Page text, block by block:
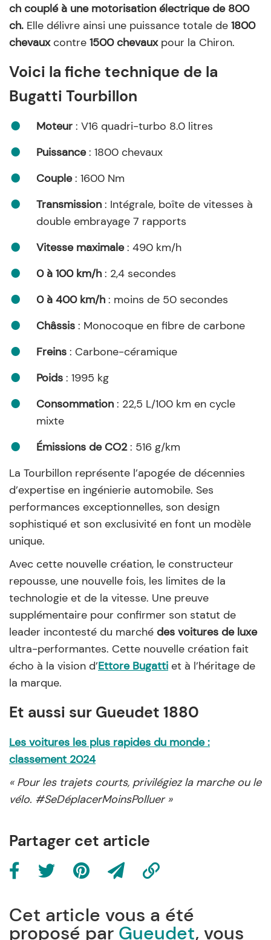
ch couplé à une motorisation électrique de 800
ch. Elle délivre ainsi une puissance totale de 1800
chevauxcontre 1500 chevauxpour la Chiron.
Voici la fiche technique de la
Bugatti Tourbillon
Moteur : V16 quadri-turbo 8.0 litres
Puissance: 1800 chevaux
Couple: 1600 Nm
Transmission : Intégrale, boîte de vitesses à
double embrayage 7 rapports
Vitesse maximale: 490 km/h
0 à 100 km/h : 2,4 secondes
0 à 400 km/h : moins de 50 secondes
Châssis : Monocoque en fibre de carbone
Freins : Carbone-céramique
Poids : 1995 kg
Consommation : 22,5 L/100 km en cycle
mixte
Émissions de CO2: 516 g/km
La Tourbillon représente l’apogée de décennies
d’expertise en ingénierie automobile. Ses
performances exceptionnelles, son design
sophistiqué et son exclusivité en font un modèle
unique.
Avec cette nouvelle création, le constructeur
repousse, une nouvelle fois, les limites de la
technologie et de la vitesse. Une preuve
supplémentaire pour confirmer son statut de
leader incontesté du marché des voitures de luxe
ultra-performantes. Cette nouvelle création fait
écho à la vision d’Ettore Bugatti et à l’héritage de
la marque.
Et aussi sur Gueudet 1880
Les voitures les plus rapides du monde :
classement 2024
« Pour les trajets courts, privilégiez la marche ou le
vélo. #SeDéplacerMoinsPolluer »
Partager cet article
Cet article vous a été
proposé par Gueudet, vous